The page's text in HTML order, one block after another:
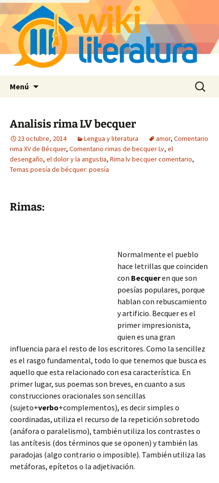
Menú Buscar:
Analisis rima LV becquer
23 octubre, 2014 Lengua y literatura amor, Comentario
rima XV de Bécquer, Comentario rimas de becquer Lv, el
desengaño, el dolor y la angustia, Rima lv becquer comentario,
Temas poesía de bécquer: poesía
Rimas:
Normalmente el pueblo
hace letrillas que coinciden
con Becqueren que son
poesías populares, porque
hablan con rebuscamiento
y artificio. Becquer es el
primer impresionista,
quien es una gran
influencia para el resto de los escritores. Como la sencillez
es el rasgo fundamental, todo lo que tenemos que busca es
aquello que esta relacionado con esa característica. En
primer lugar, sus poemas son breves, en cuanto a sus
construcciones oracionales son sencillas
(sujeto+verbo+complementos), es decir simples o
coordinadas, utiliza el recurso de la repetición sobretodo
(anáfora o paralelismo), también utiliza los contrastes o
las antítesis (dos términos que se oponen) y también las
paradojas (algo contrario o imposible). También utiliza las
metáforas, epítetos o la adjetivación.